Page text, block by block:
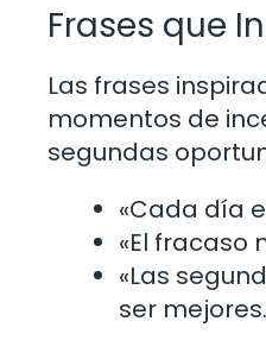
Frases que
Las frases
momentos de
segundas
«Cada día
«El fracaso
«Las
ser